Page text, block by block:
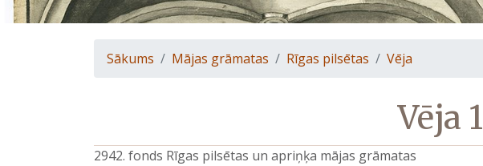
Sākums Mājas grāmatas Rīgas pilsētas Vēja
Vēja
2942. fonds Rīgas pilsētas un apriņķa mājas grāmatas